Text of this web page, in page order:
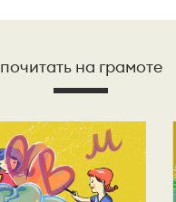
почитать на грамоте